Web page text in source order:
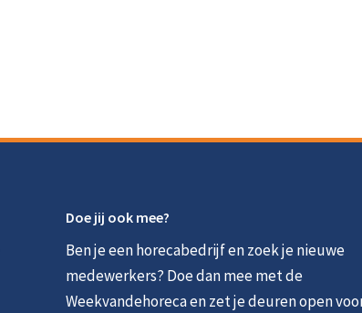
Doe jij ook mee?
Ben je een horecabedrijf en zoek je nieuwe
medewerkers? Doe dan mee met de
Weekvandehoreca en zet je deuren open